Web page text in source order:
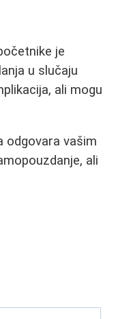
je
u slučaju
ali mogu
odgovara vašim
ali